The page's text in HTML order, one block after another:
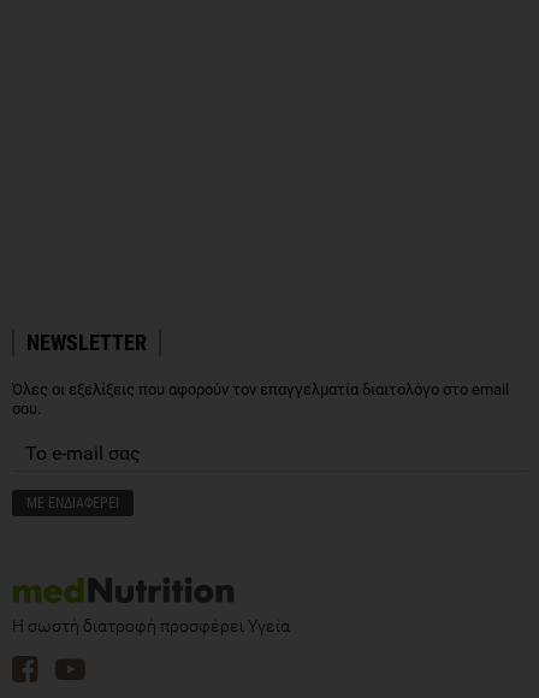
NEWSLETTER
Όλες οι εξελίξεις που αφορούν τον επαγγελματία διαιτολόγο στο email
σου.
Η σωστή διατροφή προσφέρει Υγεία